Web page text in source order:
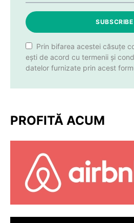
SUBSCRIBE
Prin bifarea acestei căsuțe
ești de acord cu termenii și
datelor furnizate prin acest
PROFITĂ ACUM